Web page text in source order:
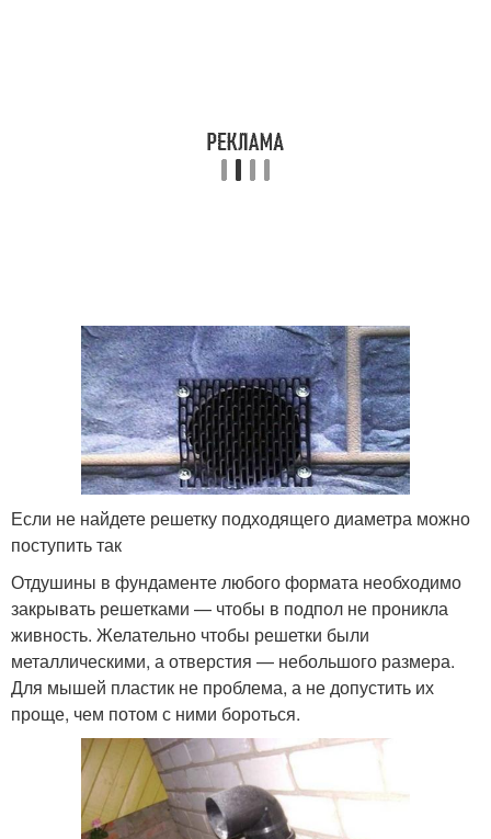
Если не найдете решетку подходящего диаметра можно
поступить так
Отдушины в фундаменте любого формата необходимо
закрывать решетками — чтобы в подпол не проникла
живность. Желательно чтобы решетки были
металлическими, а отверстия — небольшого размера.
Для мышей пластик не проблема, а не допустить их
проще, чем потом с ними бороться.